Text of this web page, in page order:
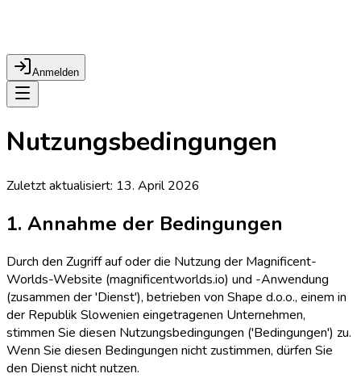
Anmelden
Nutzungsbedingungen
Zuletzt aktualisiert: 13. April 2026
1. Annahme der Bedingungen
Durch den Zugriff auf oder die Nutzung der Magnificent-
Worlds-Website (magnificentworlds.io) und -Anwendung
(zusammen der 'Dienst'), betrieben von Shape d.o.o., einem in
der Republik Slowenien eingetragenen Unternehmen,
stimmen Sie diesen Nutzungsbedingungen ('Bedingungen') zu.
Wenn Sie diesen Bedingungen nicht zustimmen, dürfen Sie
den Dienst nicht nutzen.